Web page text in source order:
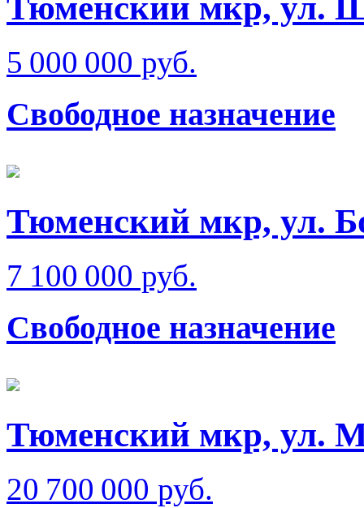
5 000 000 руб.
Свободное назначение
Тюменский мкр, ул.
7 100 000 руб.
Свободное назначение
Тюменский мкр, ул.
20 700 000 руб.